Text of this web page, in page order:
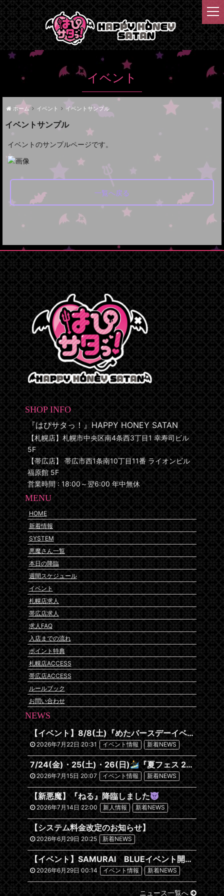
イベント
ホーム イベント イベントサンプル
イベントサンプル
イベントのサンプルページです。
一覧へ戻る
SHOP INFO
『はぴサタっ！』HAPPY HONEY SATAN
【札幌店】札幌市中央区南4条西3丁目1 幸寿司ビル
5F
【帯広店】 帯広市西1条南10丁目11番 ライオンビル
福原館 5F
営業時間 : 18:00～翌6:00 年中無休
MENU
HOME
新着情報
SYSTEM
悪魔さん一覧
本日の降臨
週間スケジュール
イベント
札幌店求人
帯広店求人
求人FAQ
入店までの流れ
ポイント特典
札幌店ACCESS
帯広店ACCESS
ルールブック
お問い合わせ
NEWS
【イベント】8/8(土)『めたバースデーイベント』開催です
2026年7月22日 20:31 イベント情報 新着NEWS
7/24(金)・25(土)・26(日) 『夏フェス 2026~沖縄編~』
2026年7月15日 20:07 イベント情報 新着NEWS
【新悪魔】『ねる』降臨しました
2026年7月14日 22:00 新人情報 新着NEWS
【システム料金改定のお知らせ】
2026年6月29日 20:25 新着NEWS
【イベント】SAMURAI BLUEイベント開催します！
2026年6月29日 00:14 イベント情報 新着NEWS
ニュース一覧へ
t
o
e
n
v
n